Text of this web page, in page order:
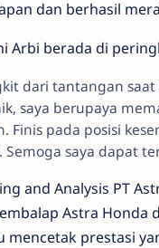
dan berhasil
berada di
dari tantangan
saya berupaya
Finis pada posisi
Semoga saya dapat
and Analysis PT
Astra
prestasi